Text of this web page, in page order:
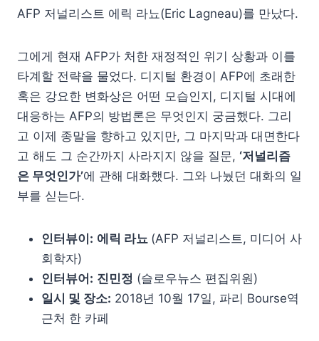
AFP 저널리스트 에릭 라뇨(Eric Lagneau)를 만났다.
그에게 현재 AFP가 처한 재정적인 위기 상황과 이를
타계할 전략을 물었다. 디지털 환경이 AFP에 초래한
혹은 강요한 변화상은 어떤 모습인지, 디지털 시대에
대응하는 AFP의 방법론은 무엇인지 궁금했다. 그리
고 이제 종말을 향하고 있지만, 그 마지막과 대면한다
고 해도 그 순간까지 사라지지 않을 질문, ‘저널리즘
은 무엇인가’에 관해 대화했다. 그와 나눴던 대화의 일
부를 싣는다.
인터뷰이: 에릭 라뇨 (AFP 저널리스트, 미디어 사
회학자)
인터뷰어: 진민정 (슬로우뉴스 편집위원)
일시 및 장소: 2018년 10월 17일, 파리 Bourse역
근처 한 카페